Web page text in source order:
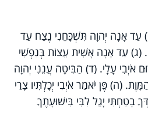
עַד אָנָה יְהוָה תִּשְׁכָּחֵנִי נֶצַח עַד
(ג) עַד אָנָה אָשִׁית עֵצוֹת בְּנַפְשִׁי
אֹיְבִי עָלָי. (ד) הַבִּיטָה עֲנֵנִי יְהוָה
(ה) פֶּן יֹאמַר אֹיְבִי יְכָלְתִּיו צָרַי
בָטַחְתִּי יָגֵל לִבִּי בִּישׁוּעָתֶךָ